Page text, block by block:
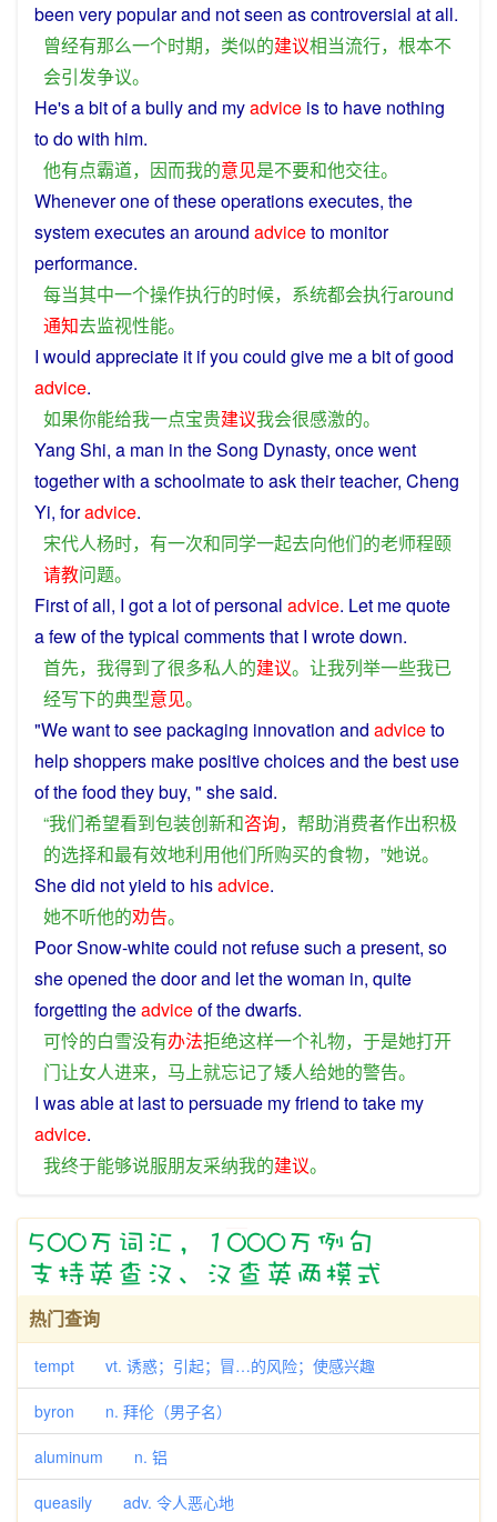
been verypopularand notseen ascontroversial at all.
曾经有那么一个时期， 类似的建议相当流行， 根本不
会引发争议。
He's a bit ofabullyand myadvice isto have nothing
todowith him.
他有点霸道， 因而我的意见是不要和他交往。
Wheneveroneoftheseoperationsexecutes, the
systemexecutesan around adviceto monitor
performance.
每当其中一个操作执行的时候， 系统都会执行around
通知去监视性能。
I would appreciate it ifyou could give mea bitofgood
advice.
如果你能给我一点宝贵建议我会很感激的。
Yang Shi, a man in theSong Dynasty, oncewent
togetherwith aschoolmatetoasktheirteacher, Cheng
Yi, foradvice.
宋代人杨时， 有一次和同学一起去向他们的老师程颐
请教问题。
Firstof all, I gota lot ofpersonal advice. Let me quote
afew of thetypical comments that I wrote down.
首先， 我得到了很多私人的建议。 让我列举一些我已
经写下的典型意见。
"Wewanttoseepackaging innovation and adviceto
helpshoppers makepositivechoicesand thebest use
ofthefood theybuy, " shesaid.
“我们希望看到包装创新和咨询， 帮助消费者作出积极
的选择和最有效地利用他们所购买的食物，”她说。
Shedid notyield to hisadvice.
她不听他的劝告。
PoorSnow-whitecould not refusesuch apresent, so
sheopened thedoorand letthewoman in, quite
forgetting theadviceofthedwarfs.
可怜的白雪没有办法拒绝这样一个礼物， 于是她打开
门让女人进来， 马上就忘记了矮人给她的警告。
I wasableat lasttopersuade myfriend totake my
advice.
我终于能够说服朋友采纳我的建议。
热门查询
tempt vt. 诱惑；引起；冒…的风险；使感兴趣
byron n. 拜伦（男子名）
aluminum n. 铝
queasily adv. 令人恶心地